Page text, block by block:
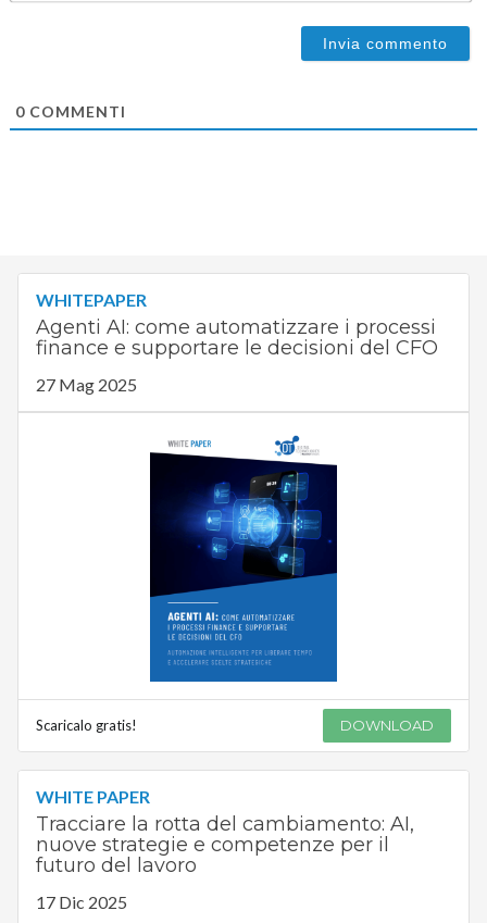
0COMMENTI
WHITEPAPER
Agenti AI: come automatizzare i processi
finance e supportare le decisioni del CFO
27 Mag 2025
Scaricalo gratis! DOWNLOAD
WHITE PAPER
Tracciare la rotta del cambiamento: AI,
nuove strategie e competenze per il
futuro del lavoro
17 Dic 2025